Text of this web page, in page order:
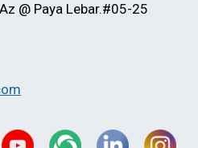
@ Paya Lebar.#05-25